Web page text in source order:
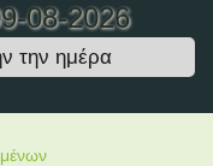
08-2026
την ημέρα